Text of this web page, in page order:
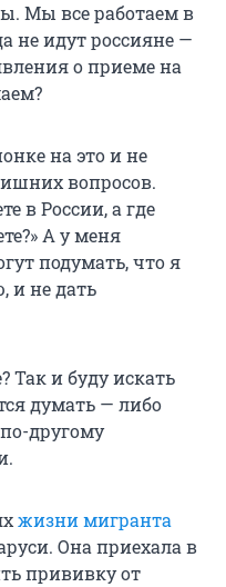
Мы все работаем в
не идут россияне —
о приеме на
на это и не
вопросов.
в России, а где
А у меня
подумать, что я
и не дать
Так и буду искать
думать — либо
другому
жизни мигранта
Она приехала в
прививку от